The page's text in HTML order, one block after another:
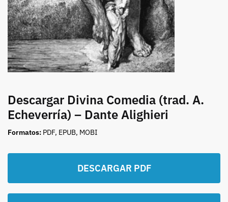
Descargar Divina Comedia (trad. A.
Echeverría) – Dante Alighieri
Formatos: PDF, EPUB, MOBI
DESCARGAR PDF